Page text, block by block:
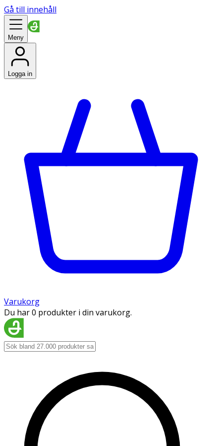
Gå till innehåll
Meny
Logga in
Varukorg
Du har 0 produkter i din varukorg.